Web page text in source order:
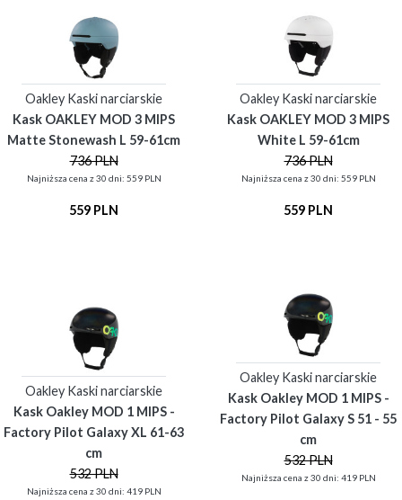
Oakley Kaski narciarskie
Kask OAKLEY MOD 3 MIPS
Matte Stonewash L 59-61cm
736 PLN
Najniższa cena z 30 dni: 559 PLN
559 PLN
Oakley Kaski narciarskie
Kask OAKLEY MOD 3 MIPS
White L 59-61cm
736 PLN
Najniższa cena z 30 dni: 559 PLN
559 PLN
Oakley Kaski narciarskie
Kask Oakley MOD 1 MIPS -
Factory Pilot Galaxy XL 61-63
cm
532 PLN
Najniższa cena z 30 dni: 419 PLN
Oakley Kaski narciarskie
Kask Oakley MOD 1 MIPS -
Factory Pilot Galaxy S 51 - 55
cm
532 PLN
Najniższa cena z 30 dni: 419 PLN